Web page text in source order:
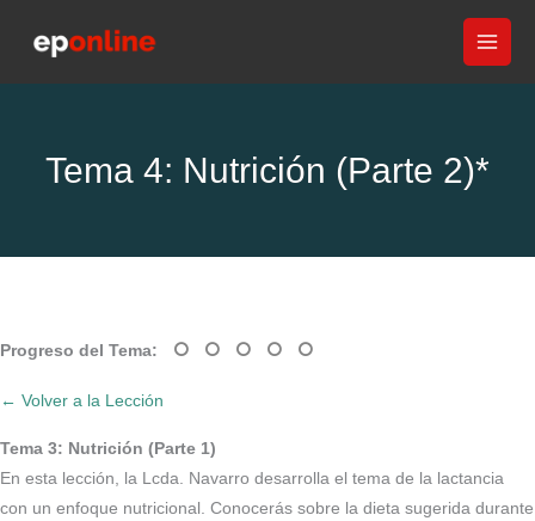
Tema 4: Nutrición (Parte 2)*
Progreso del Tema:
← Volver a la Lección
Tema 3: Nutrición (Parte 1)
En esta lección, la Lcda. Navarro desarrolla el tema de la lactancia
con un enfoque nutricional. Conocerás sobre la dieta sugerida durante